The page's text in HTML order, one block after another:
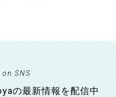
SNS
の最新情報を配信中